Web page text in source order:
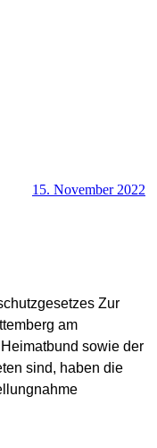
15. November 2022
SHB Redaktion
Zur
am
sowie der
sind, haben die